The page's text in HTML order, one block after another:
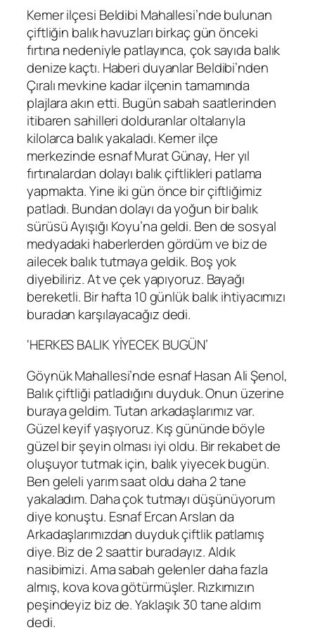
Kemer ilçesi Beldibi Mahallesi’nde bulunan
çiftliğin balık havuzları birkaç gün önceki
fırtına nedeniyle patlayınca, çok sayıda balık
denize kaçtı. Haberi duyanlar Beldibi’nden
Çıralı mevkine kadar ilçenin tamamında
plajlara akın etti. Bugün sabah saatlerinden
itibaren sahilleri dolduranlar oltalarıyla
kilolarca balık yakaladı. Kemer ilçe
merkezinde esnaf Murat Günay, Her yıl
fırtınalardan dolayı balık çiftlikleri patlama
yapmakta. Yine iki gün önce bir çiftliğimiz
patladı. Bundan dolayı da yoğun bir balık
sürüsü Ayışığı Koyu’na geldi. Ben de sosyal
medyadaki haberlerden gördüm ve biz de
ailecek balık tutmaya geldik. Boş yok
diyebiliriz. At ve çek yapıyoruz. Bayağı
bereketli. Bir hafta 10 günlük balık ihtiyacımızı
buradan karşılayacağız dedi.
‘HERKES BALIK YİYECEK BUGÜN’
Göynük Mahallesi’nde esnaf Hasan Ali Şenol,
Balık çiftliği patladığını duyduk. Onun üzerine
buraya geldim. Tutan arkadaşlarımız var.
Güzel keyif yaşıyoruz. Kış gününde böyle
güzel bir şeyin olması iyi oldu. Bir rekabet de
oluşuyor tutmak için, balık yiyecek bugün.
Ben geleli yarım saat oldu daha 2 tane
yakaladım. Daha çok tutmayı düşünüyorum
diye konuştu. Esnaf Ercan Arslan da
Arkadaşlarımızdan duyduk çiftlik patlamış
diye. Biz de 2 saattir buradayız. Aldık
nasibimizi. Ama sabah gelenler daha fazla
almış, kova kova götürmüşler. Rızkımızın
peşindeyiz biz de. Yaklaşık 30 tane aldım
dedi.